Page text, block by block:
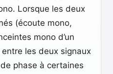
Lorsque les deux
(écoute mono,
mono d’un
les deux signaux
phase à certaines